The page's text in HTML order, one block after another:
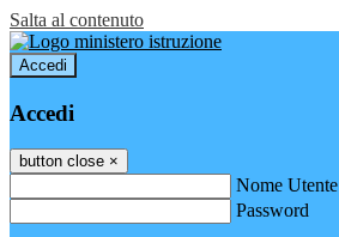
Salta al contenuto
Accedi
Accedi
button close ×
Nome Utente
Password